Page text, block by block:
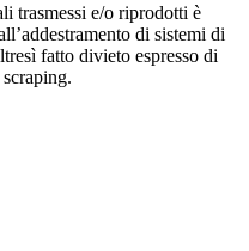
trasmessi e/o riprodotti è
di sistemi di
fatto divieto espresso di